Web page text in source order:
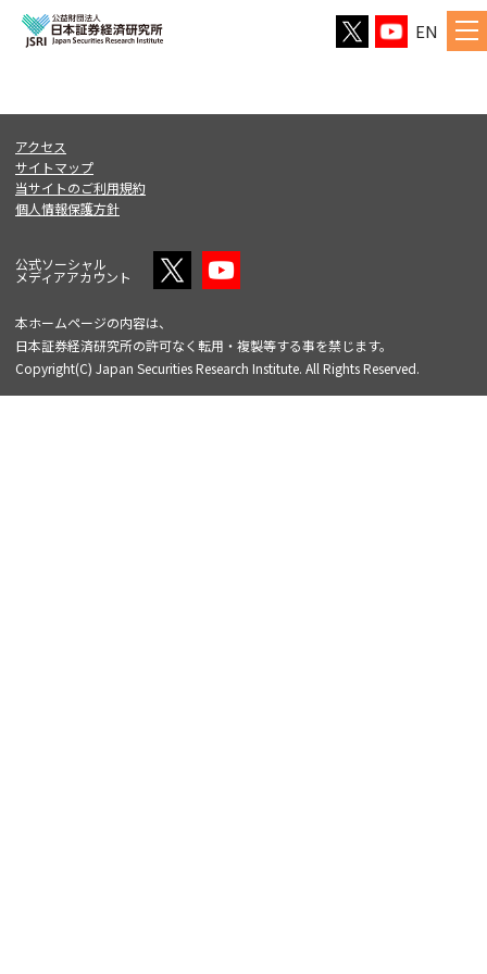
EN
アクセス
サイトマップ
当サイトのご利用規約
個人情報保護方針
公式ソーシャル
メディアアカウント
本ホームページの内容は、
日本証券経済研究所の許可なく転用・複製等する事を禁じます。
Copyright(C) Japan Securities Research Institute. All Rights Reserved.